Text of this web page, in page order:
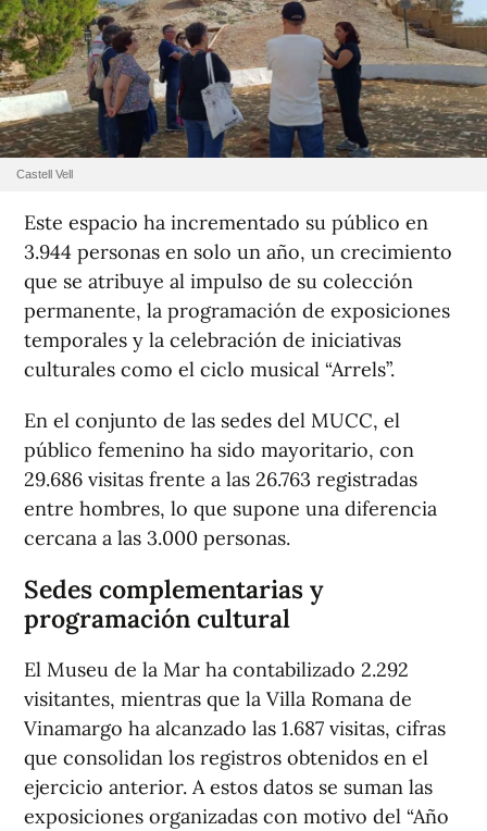
Castell Vell
Este espacio ha incrementado su público en
3.944 personas en solo un año, un crecimiento
que se atribuye al impulso de su colección
permanente, la programación de exposiciones
temporales y la celebración de iniciativas
culturales como el ciclo musical “Arrels”.
En el conjunto de las sedes del MUCC, el
público femenino ha sido mayoritario, con
29.686 visitas frente a las 26.763 registradas
entre hombres, lo que supone una diferencia
cercana a las 3.000 personas.
Sedes complementarias y
programación cultural
El Museu de la Mar ha contabilizado 2.292
visitantes, mientras que la Villa Romana de
Vinamargo ha alcanzado las 1.687 visitas, cifras
que consolidan los registros obtenidos en el
ejercicio anterior. A estos datos se suman las
exposiciones organizadas con motivo del “Año